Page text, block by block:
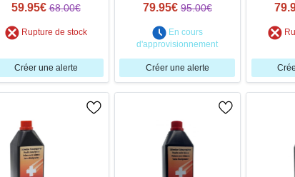
59.95€ 68.00€
Rupture de stock
Créer une alerte
79.95€ 95.00€
En cours
d'approvisionnement
Créer une alerte